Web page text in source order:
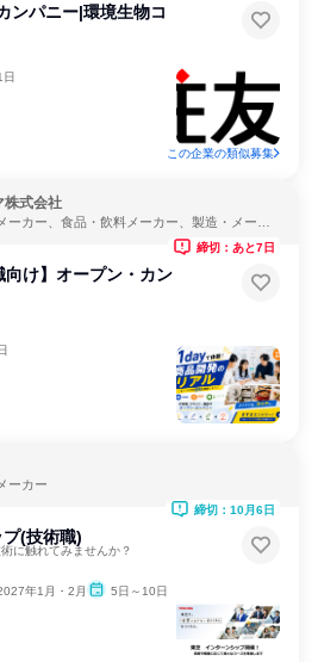
ンパニー|環境生物コ
日
この企業の類似募集
株式会社
ーカー、食品・飲料メーカー、製造・メーカ
向け】オープン・カン
締切：あと7日
ーカー
(技術職)
に触れてみませんか？
年1月・2月 5日～10日
締切：10月6日